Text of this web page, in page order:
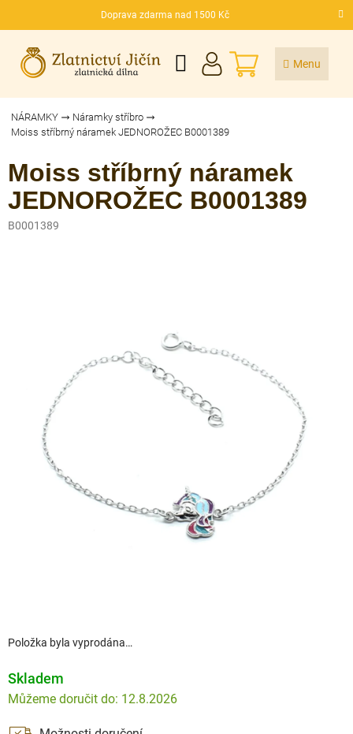
Doprava zdarma nad 1500 Kč
CZK
NÁKUPNÍ
KOŠÍK
NÁRAMKY
Náramky stříbro
Moiss stříbrný náramek JEDNOROŽEC B0001389
Moiss stříbrný náramek
JEDNOROŽEC B0001389
B0001389
Položka byla vyprodána…
Skladem
12.8.2026